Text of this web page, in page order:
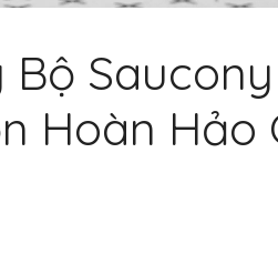
Saucony
Hoàn Hảo